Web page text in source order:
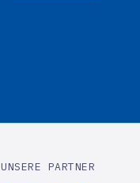
UNSERE PARTNER